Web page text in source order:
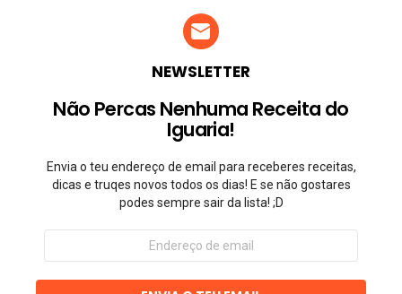
NEWSLETTER
Não Percas Nenhuma Receita do
Iguaria!
Envia o teu endereço de email para receberes receitas,
dicas e truqes novos todos os dias! E se não gostares
podes sempre sair da lista! ;D
Endereço
email